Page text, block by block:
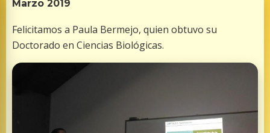
Marzo 2019
Felicitamos a Paula Bermejo, quien obtuvo su
Doctorado en Ciencias Biológicas.